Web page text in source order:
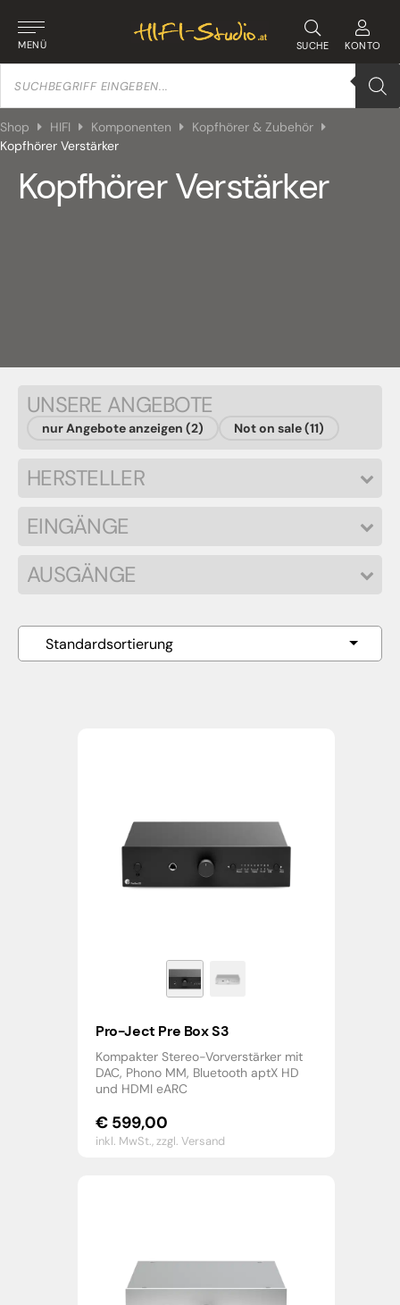
MENÜ SUCHE KONTO
Products
search
Shop HIFI Komponenten
Kopfhörer & Zubehör
Kopfhörer Verstärker
Kopfhörer Verstärker
UNSERE ANGEBOTE
nur Angebote anzeigen (2) Not on sale (11)
HERSTELLER
EINGÄNGE
AUSGÄNGE
Pro-Ject Pre Box S3
Kompakter Stereo-Vorverstärker mit
DAC, Phono MM, Bluetooth aptX HD
und HDMI eARC
€ 599,00
inkl. MwSt.,zzgl. Versand